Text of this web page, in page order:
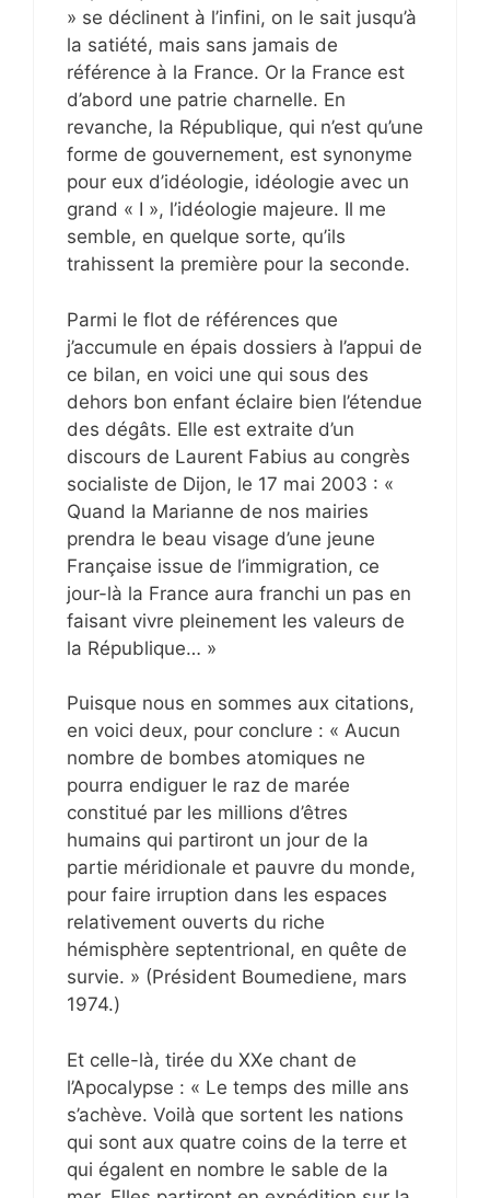
» se déclinent à l’infini, on le sait jusqu’à
la satiété, mais sans jamais de
référence à la France. Or la France est
d’abord une patrie charnelle. En
revanche, la République, qui n’est qu’une
forme de gouvernement, est synonyme
pour eux d’idéologie, idéologie avec un
grand « I », l’idéologie majeure. Il me
semble, en quelque sorte, qu’ils
trahissent la première pour la seconde.
Parmi le flot de références que
j’accumule en épais dossiers à l’appui de
ce bilan, en voici une qui sous des
dehors bon enfant éclaire bien l’étendue
des dégâts. Elle est extraite d’un
discours de Laurent Fabius au congrès
socialiste de Dijon, le 17 mai 2003 : «
Quand la Marianne de nos mairies
prendra le beau visage d’une jeune
Française issue de l’immigration, ce
jour-là la France aura franchi un pas en
faisant vivre pleinement les valeurs de
la République… »
Puisque nous en sommes aux citations,
en voici deux, pour conclure : « Aucun
nombre de bombes atomiques ne
pourra endiguer le raz de marée
constitué par les millions d’êtres
humains qui partiront un jour de la
partie méridionale et pauvre du monde,
pour faire irruption dans les espaces
relativement ouverts du riche
hémisphère septentrional, en quête de
survie. » (Président Boumediene, mars
1974.)
Et celle-là, tirée du XXe chant de
l’Apocalypse : « Le temps des mille ans
s’achève. Voilà que sortent les nations
qui sont aux quatre coins de la terre et
qui égalent en nombre le sable de la